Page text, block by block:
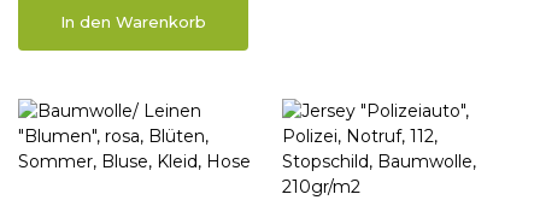
In den Warenkorb